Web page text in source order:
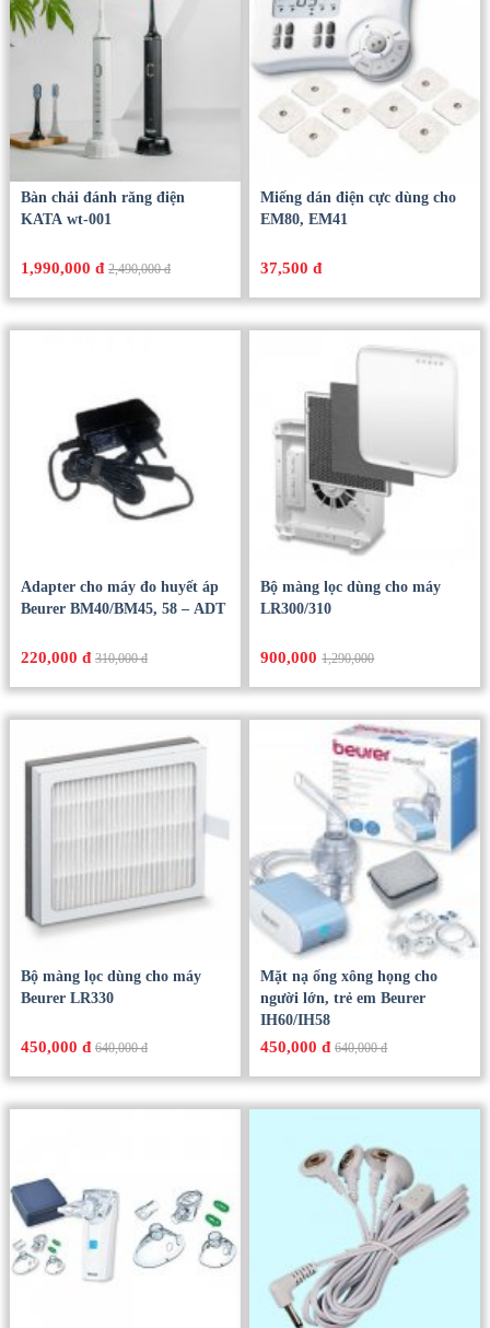
Bàn chải đánh răng điện
KATA wt-001
1,990,000 đ 2,490,000 đ
Miếng dán điện cực dùng cho
EM80, EM41
37,500 đ
Adapter cho máy đo huyết áp
Beurer BM40/BM45, 58 – ADT
220,000 đ 310,000 đ
Bộ màng lọc dùng cho máy
LR300/310
900,0001,290,000
Bộ màng lọc dùng cho máy
Beurer LR330
450,000 đ 640,000 đ
Mặt nạ ống xông họng cho
người lớn, trẻ em Beurer
IH60/IH58
450,000 đ 640,000 đ